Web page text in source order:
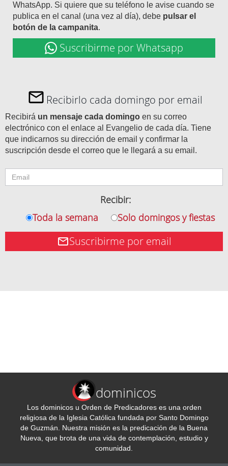
WhatsApp. Si quiere que su teléfono le avise cuando se
publica en el canal (una vez al día), debe pulsar el
botón de la campanita.
Suscribirme por Whatsapp
Recibirlo cada domingo por email
Recibirá un mensaje cada domingo en su correo
electrónico con el enlace al Evangelio de cada día. Tiene
que indicarnos su dirección de email y confirmar la
suscripción desde el correo que le llegará a su email.
Recibir:
Toda la semana
Solo domingos y fiestas
Suscribirme por email
dominicos
Los dominicos u Orden de Predicadores es una orden
religiosa de la Iglesia Católica fundada por Santo Domingo
de Guzmán. Nuestra misión es la predicación de la Buena
Nueva, que brota de una vida de contemplación, estudio y
comunidad.